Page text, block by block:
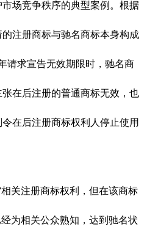
场竞争秩序的典型案例。根据
注册商标与驰名商标本身构成
请求宣告无效期限时，驰名商
在后注册的普通商标无效，也
在后注册商标权利人停止使用
关注册商标权利，但在该商标
为相关公众熟知，达到驰名状